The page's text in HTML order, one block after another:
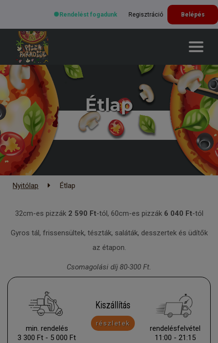
Rendelést fogadunk Regisztráció Belépés
Étlap
Nyitólap Étlap
32cm-es pizzák 2 590 Ft-tól, 60cm-es pizzák 6 040 Ft-tól
Gyros tál, frissensültek, tészták, saláták, desszertek és üdítők
az étapon.
Csomagolási díj 80-300 Ft.
min. rendelés
3 300 Ft - 5 000 Ft
Kiszállítás
részletek
rendelésfelvétel
11:00 - 21:15